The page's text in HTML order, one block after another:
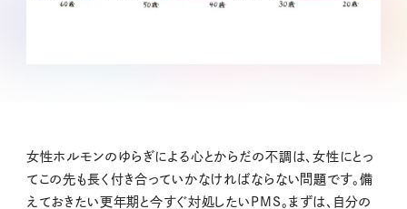
女性ホルモンのゆらぎによる心とからだの不調は、女性にとっ
てこの先も長く付き合っていかなければならない問題です。備
えておきたい更年期と今すぐ対処したいPMS。まずは、自分の